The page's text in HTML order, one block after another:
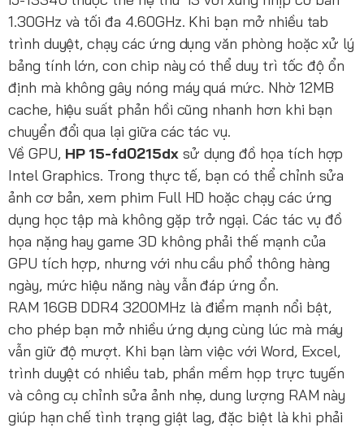
1.30GHz và tối đa 4.60GHz. Khi bạn mở nhiều tab
trình duyệt, chạy các ứng dụng văn phòng hoặc xử lý
bảng tính lớn, con chip này có thể duy trì tốc độ ổn
định mà không gây nóng máy quá mức. Nhờ 12MB
cache, hiệu suất phản hồi cũng nhanh hơn khi bạn
chuyển đổi qua lại giữa các tác vụ.
Về GPU, HP 15-fd0215dxsử dụng đồ họa tích hợp
Intel Graphics. Trong thực tế, bạn có thể chỉnh sửa
ảnh cơ bản, xem phim Full HD hoặc chạy các ứng
dụng học tập mà không gặp trở ngại. Các tác vụ đồ
họa nặng hay game 3D không phải thế mạnh của
GPU tích hợp, nhưng với nhu cầu phổ thông hàng
ngày, mức hiệu năng này vẫn đáp ứng ổn.
RAM 16GB DDR4 3200MHz là điểm mạnh nổi bật,
cho phép bạn mở nhiều ứng dụng cùng lúc mà máy
vẫn giữ độ mượt. Khi bạn làm việc với Word, Excel,
trình duyệt có nhiều tab, phần mềm họp trực tuyến
và công cụ chỉnh sửa ảnh nhẹ, dung lượng RAM này
giúp hạn chế tình trạng giật lag, đặc biệt là khi phải